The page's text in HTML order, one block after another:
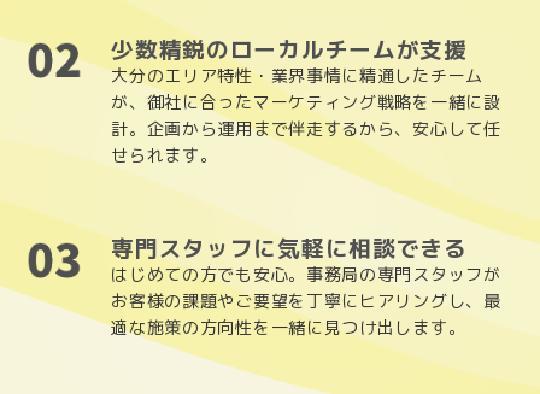
少数精鋭のローカルチームが支援
大分のエリア特性・業界事情に精通したチーム
が、御社に合ったマーケティング戦略を一緒に設
計。企画から運用まで伴走するから、安心して任
せられます。
専門スタッフに気軽に相談できる
はじめての方でも安心。事務局の専門スタッフが
お客様の課題やご要望を丁寧にヒアリングし、最
適な施策の方向性を一緒に見つけ出します。